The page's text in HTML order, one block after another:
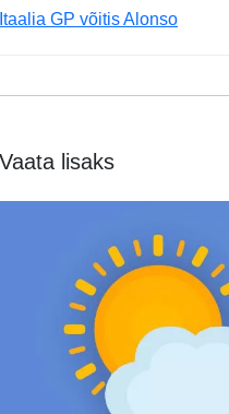
Itaalia GP võitis Alonso
Vaata lisaks